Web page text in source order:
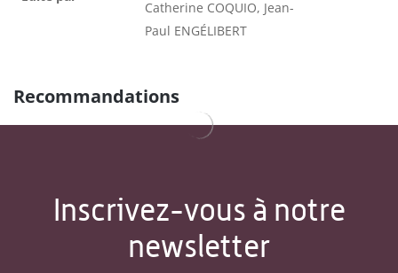
Catherine COQUIO, Jean-
Paul ENGÉLIBERT
Recommandations
Inscrivez-vous à notre
newsletter